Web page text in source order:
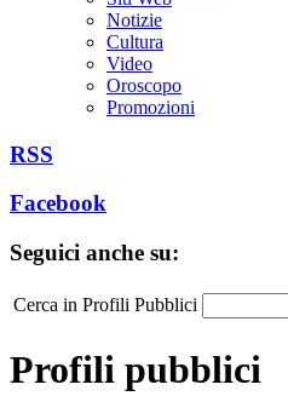
Notizie
Cultura
Video
Oroscopo
Promozioni
RSS
Facebook
Seguici anche su:
Cerca in Profili Pubblici
Profili pubblici